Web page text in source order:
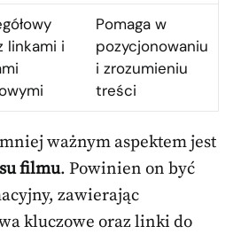
linkami i
Pomaga w
pozycjonowaniu
i zrozumieniu
treści
ważnym aspektem jest
filmu. Powinien on być
zawierając
kluczowe oraz linki do